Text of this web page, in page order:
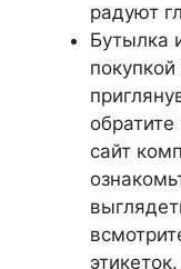
радуют
Бутылка
сайт